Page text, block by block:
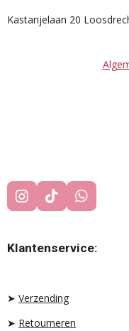
Kastanjelaan 20
I
N
T
A
A
T
I
T
O
W
H
T
S
Klantenservice:
➤ Verzending
➤ Retourneren